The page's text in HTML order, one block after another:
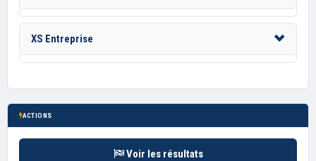
XS Entreprise
ACTIONS
Voir les résultats